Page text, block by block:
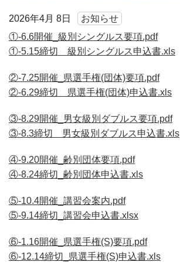
2026年4月 8日
お知らせ
①-6.6開催_級別シングルス要項.pdf
①-5.15締切 級別シングルス申込書.xls
②-7.25開催_県選手権(団体)要項.pdf
②-6.29締切 県選手権(団体)申込書.xls
③-8.29開催_男女級別ダブルス要項.pdf
③-8.3締切 男女級別ダブルス申込書.xls
④-9.20開催_齢別団体要項.pdf
④-8.24締切_齢別団体申込書.xls
⑤-10.4開催_講習会案内.pdf
⑤-9.14締切_講習会申込書.xlsx
⑥-1.16開催_県選手権(S)要項.pdf
⑥-12.14締切_県選手権(S)申込書.xls